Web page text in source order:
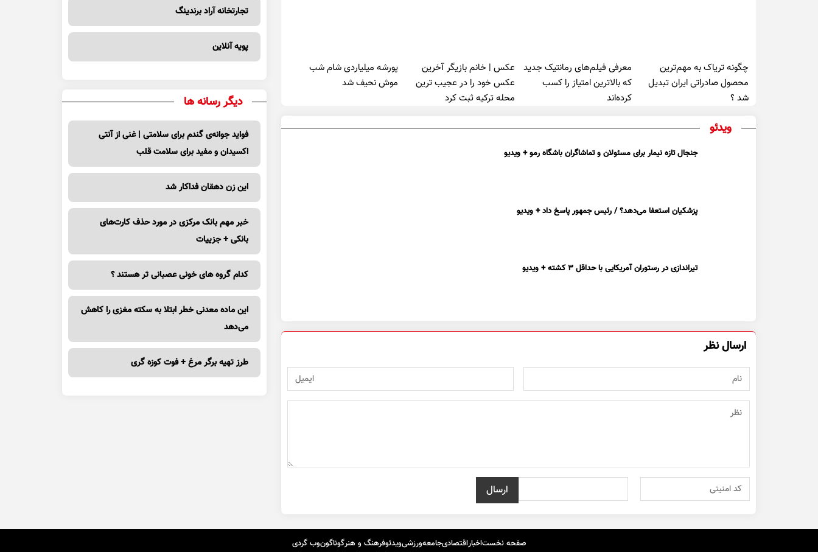
چگونه تریاک به مهم‌ترین
محصول صادراتی ایران تبدیل
شد ؟
معرفی فیلم‌های رمانتیک جدید
که بالاترین امتیاز را کسب
کرده‌اند
عکس | خانم بازیگر آخرین
عکس خود را در عجیب ترین
محله ترکیه ثبت کرد
پورشه میلیاردی شام شب
موش‌ نحیف شد
ویدئو
جنجال تازه نیمار برای مسئولان و تماشاگران باشگاه رمو + ویدیو
پزشکیان استعفا می‌دهد؟ / رئیس جمهور پاسخ داد + ویدیو
تیراندازی در رستوران آمریکایی با حداقل ۳ کشته + ویدیو
ارسال نظر
تجارتخانه آراد برندینگ
پویه آنلاین
دیگر رسانه ها
فواید جوانه‌ی گندم برای سلامتی | غنی از آنتی
اکسیدان و مفید برای سلامت قلب
این زن دهقان فداکار شد
خبر مهم بانک مرکزی در مورد حذف کارت‌های
بانکی + جزییات
کدام گروه های خونی عصبانی تر هستند ؟
این ماده معدنی خطر ابتلا به سکته مغزی را کاهش
می‌دهد
طرز تهیه برگر مرغ + فوت کوزه گری
صفحه نخستاخباراقتصادیجامعهورزشیویدئوفرهنگ و هنرگوناگونوب گردی